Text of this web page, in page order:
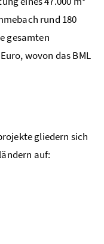
rund 180
gesamten
wovon das BML
gliedern sich
auf: